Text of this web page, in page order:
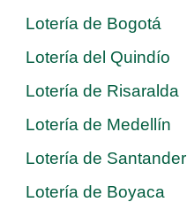
Lotería de Bogotá
Lotería del Quindío
Lotería de Risaralda
Lotería de Medellín
Lotería de Santander
Lotería de Boyaca